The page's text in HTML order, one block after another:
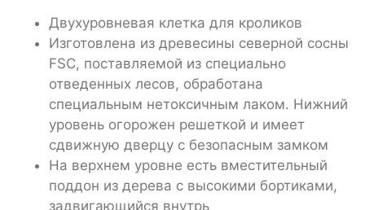
Двухуровневая клетка для кроликов
Изготовлена из древесины северной сосны
FSC, поставляемой из специально
отведенных лесов, обработана
специальным нетоксичным лаком. Нижний
уровень огорожен решеткой и имеет
сдвижную дверцу с безопасным замком
На верхнем уровне есть вместительный
поддон из дерева с высокими бортиками,
задвигающийся внутрь